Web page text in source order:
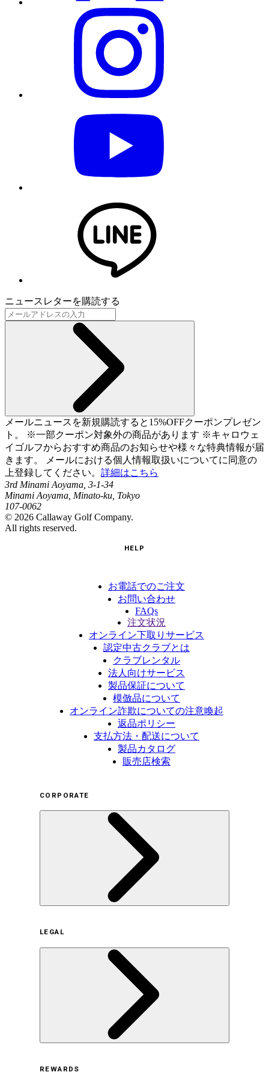
ニュースレターを購読する
メールニュースを新規購読すると15%OFFクーポンプレゼン
ト。 ※一部クーポン対象外の商品があります ※キャロウェ
イゴルフからおすすめ商品のお知らせや様々な特典情報が届
きます。 メールにおける個人情報取扱いについてに同意の
上登録してください。 詳細はこちら
3rd Minami Aoyama, 3-1-34
Minami Aoyama, Minato-ku, Tokyo
107-0062
© 2026 Callaway Golf Company.
All rights reserved.
HELP
お電話でのご注文
お問い合わせ
FAQs
注文状況
オンライン下取りサービス
認定中古クラブとは
クラブレンタル
法人向けサービス
製品保証について
模倣品について
オンライン詐欺についての注意喚起
返品ポリシー
支払方法・配送について
製品カタログ
販売店検索
CORPORATE
サステナビリティの取り組み（日本）
サステナビリティの取り組み（米国/英語）
ヒストリー
採用情報
LEGAL
REWARDS